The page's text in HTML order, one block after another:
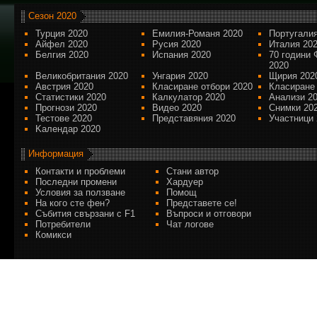
Сезон 2020
Турция 2020
Емилия-Романя 2020
Айфел 2020
Русия 2020
Италия
Белгия 2020
Испания 2020
70 години
2020
Великобритания 2020
Унгария 2020
Щирия
Австрия 2020
Класиране отбори 2020
Статистики 2020
Калкулатор 2020
Анализи
Прогнози 2020
Видео 2020
Снимки
Тестове 2020
Представяния 2020
Участници
Kалендар 2020
Информация
Контакти и проблеми
Стани автор
Последни промени
Хардуер
Условия за ползване
Помощ
На кого сте фен?
Представете се!
Събития свързани с F1
Въпроси и отговори
Потребители
Чат логове
Комикси